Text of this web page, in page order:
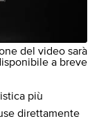
del video sarà
a breve
più
direttamente